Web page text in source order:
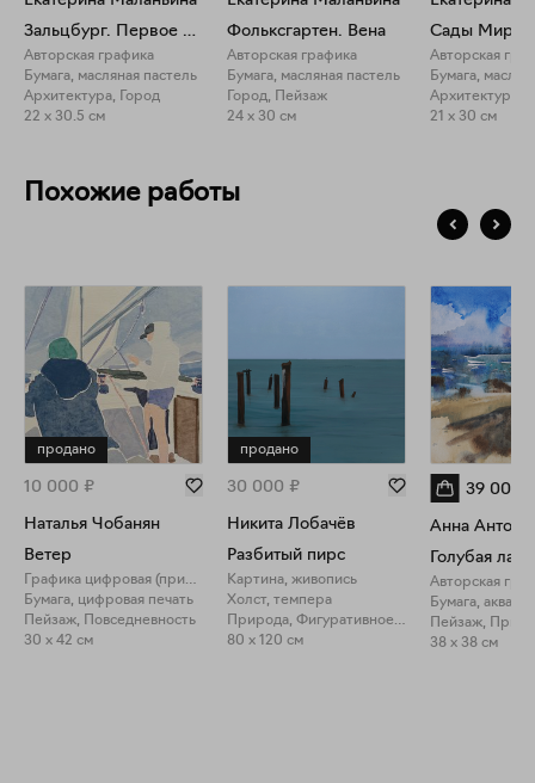
Зальцбург. Первое впечатление
Авторская графика
Бумага, масляная пастель
Архитектура, Город
22 x 30.5 см
Фольксгартен. Вена
Авторская графика
Бумага, масляная пастель
Город, Пейзаж
24 x 30 см
Сады
Авторская
Бумага,
Архитектура,
21 x 30 см
Похожие работы
продано
10 000 ₽
Наталья Чобанян
Ветер
Графика цифровая (принты)
Бумага, цифровая печать
Пейзаж, Повседневность
30 x 42 см
продано
30 000 ₽
Никита Лобачёв
Разбитый пирс
Картина, живопись
Холст, темпера
Природа, Фигуративное искусство
80 x 120 см
39 000
Анна
Голубая
Авторская
Бумага,
Пейзаж,
38 x 38 см